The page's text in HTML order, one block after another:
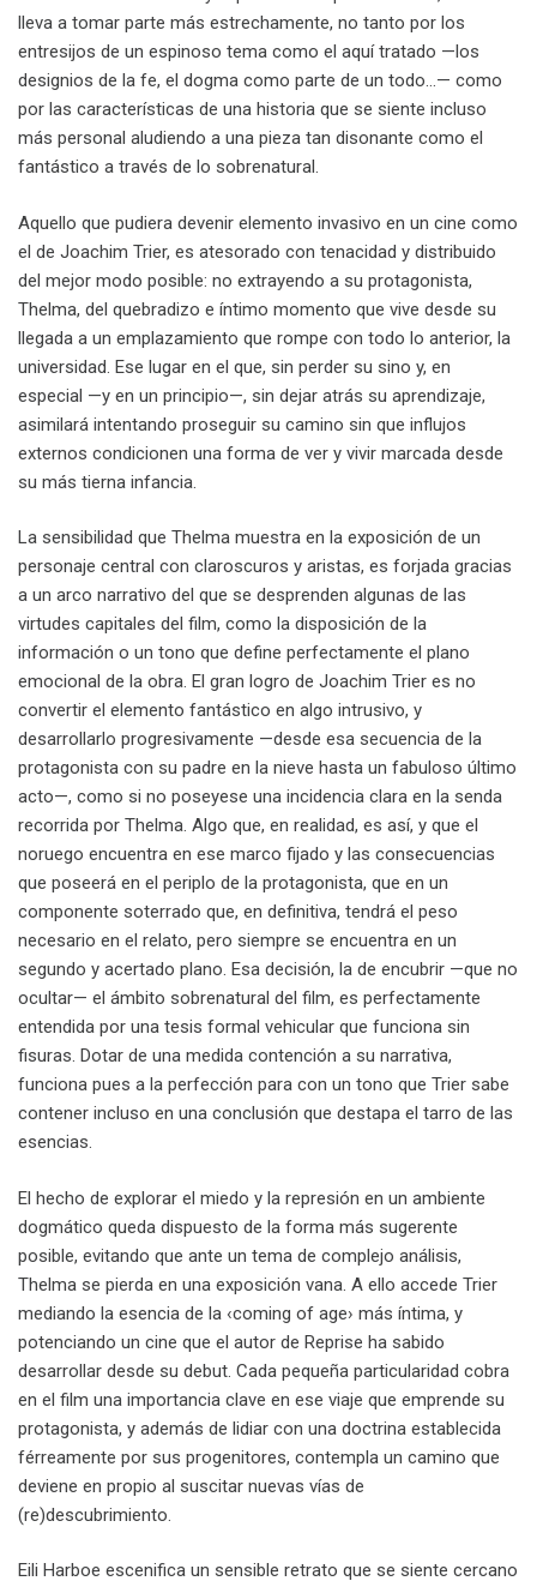
lleva a tomar parte más estrechamente, no tanto por los
entresijos de un espinoso tema como el aquí tratado —los
designios de la fe, el dogma como parte de un todo…— como
por las características de una historia que se siente incluso
más personal aludiendo a una pieza tan disonante como el
fantástico a través de lo sobrenatural.
Aquello que pudiera devenir elemento invasivo en un cine como
el de Joachim Trier, es atesorado con tenacidad y distribuido
del mejor modo posible: no extrayendo a su protagonista,
Thelma, del quebradizo e íntimo momento que vive desde su
llegada a un emplazamiento que rompe con todo lo anterior, la
universidad. Ese lugar en el que, sin perder su sino y, en
especial —y en un principio—, sin dejar atrás su aprendizaje,
asimilará intentando proseguir su camino sin que influjos
externos condicionen una forma de ver y vivir marcada desde
su más tierna infancia.
La sensibilidad que Thelma muestra en la exposición de un
personaje central con claroscuros y aristas, es forjada gracias
a un arco narrativo del que se desprenden algunas de las
virtudes capitales del film, como la disposición de la
información o un tono que define perfectamente el plano
emocional de la obra. El gran logro de Joachim Trier es no
convertir el elemento fantástico en algo intrusivo, y
desarrollarlo progresivamente —desde esa secuencia de la
protagonista con su padre en la nieve hasta un fabuloso último
acto—, como si no poseyese una incidencia clara en la senda
recorrida por Thelma. Algo que, en realidad, es así, y que el
noruego encuentra en ese marco fijado y las consecuencias
que poseerá en el periplo de la protagonista, que en un
componente soterrado que, en definitiva, tendrá el peso
necesario en el relato, pero siempre se encuentra en un
segundo y acertado plano. Esa decisión, la de encubrir —que no
ocultar— el ámbito sobrenatural del film, es perfectamente
entendida por una tesis formal vehicular que funciona sin
fisuras. Dotar de una medida contención a su narrativa,
funciona pues a la perfección para con un tono que Trier sabe
contener incluso en una conclusión que destapa el tarro de las
esencias.
El hecho de explorar el miedo y la represión en un ambiente
dogmático queda dispuesto de la forma más sugerente
posible, evitando que ante un tema de complejo análisis,
Thelma se pierda en una exposición vana. A ello accede Trier
mediando la esencia de la ‹coming of age› más íntima, y
potenciando un cine que el autor de Reprise ha sabido
desarrollar desde su debut. Cada pequeña particularidad cobra
en el film una importancia clave en ese viaje que emprende su
protagonista, y además de lidiar con una doctrina establecida
férreamente por sus progenitores, contempla un camino que
deviene en propio al suscitar nuevas vías de
(re)descubrimiento.
Eili Harboe escenifica un sensible retrato que se siente cercano